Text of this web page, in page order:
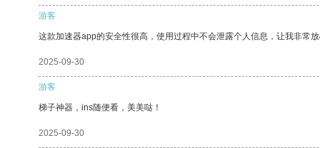
游客
这款加速器app的安全性很高，使用过程中不会泄露个人信息，让我非常
2025-09-30
游客
梯子神器，ins随便看，美美哒！
2025-09-30